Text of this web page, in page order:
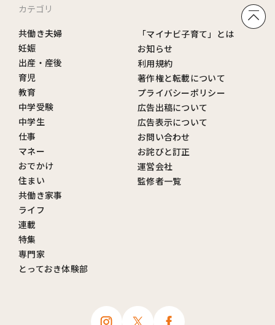
カテゴリ
共働き夫婦
妊娠
出産・産後
育児
教育
中学受験
中学生
仕事
マネー
おでかけ
住まい
共働き家事
ライフ
連載
特集
専門家
とっておき体験部
「マイナビ子育て」とは
お知らせ
利用規約
著作権と転載について
プライバシーポリシー
広告出稿について
広告表示について
お問い合わせ
お詫びと訂正
運営会社
監修者一覧